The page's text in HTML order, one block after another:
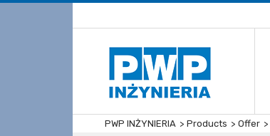
PWP INŻYNIERIA > Products > Offer >